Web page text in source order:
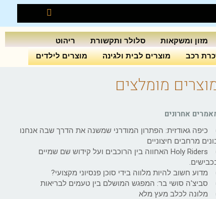
מזון ומשקאות סלולר ותקשורת
ריהוט
רכב מוצרים לבית ולגינה מוצרים לילדים
מומלצים
אחרונים
כיפה גאודזית: הפתרון המודרני שמשנה את הדרך שבה אנחנו
מרחבים חיצוניים
Holy Riders האחווה בין הרוכבים ועל קידוש שם שמיים
מדוע חשוב להיות מלווה בידי סוכן פנסיוני מקצועי?
סביצ'ה סושי בר: המפגש המושלם בין טעמים לבריאות
מלונה לכלב מעץ מלא